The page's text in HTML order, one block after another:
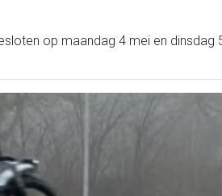
op maandag 4 mei en